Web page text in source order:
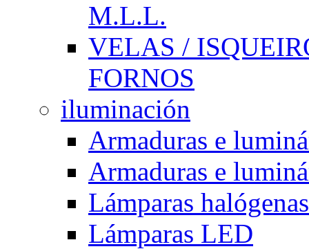
M.L.L.
VELAS /
FORNOS
iluminación
Armaduras e
Armaduras e
Lámparas halógenas
Lámparas LED